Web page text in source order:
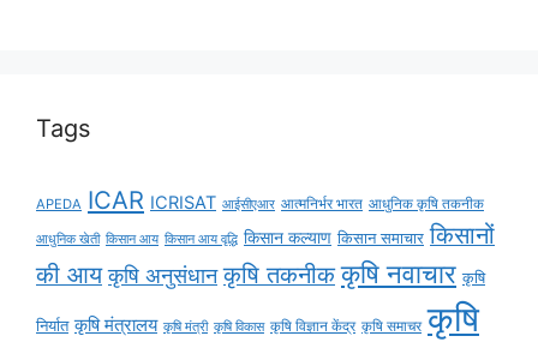
Tags
APEDA ICAR ICRISAT आईसीएआर आत्मनिर्भर भारत आधुनिक कृषि तकनीक
आधुनिक खेती किसान आय किसान आय वृद्धि किसान कल्याण किसान समाचार किसानों
की आय कृषि अनुसंधान कृषि तकनीक कृषि नवाचार कृषि
निर्यात कृषि मंत्रालय कृषि मंत्री कृषि विकास कृषि विज्ञान केंद्र कृषि समाचर कृषि